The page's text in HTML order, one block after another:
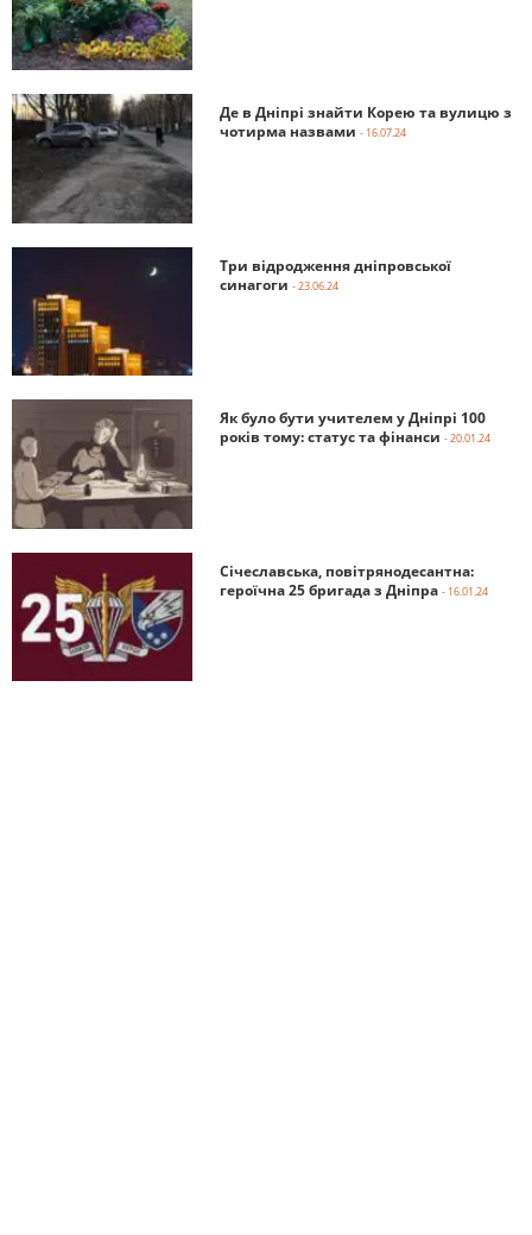
Де в Дніпрі знайти Корею та вулицю з
чотирма назвами - 16.07.24
Три відродження дніпровської
синагоги - 23.06.24
Як було бути учителем у Дніпрі 100
років тому: статус та фінанси - 20.01.24
Січеславська, повітрянодесантна:
героїчна 25 бригада з Дніпра - 16.01.24